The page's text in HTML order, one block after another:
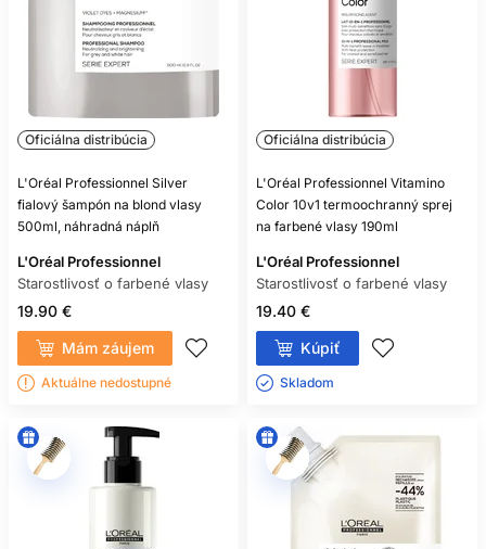
Oficiálna distribúcia
L'Oréal Professionnel Silver
fialový šampón na blond vlasy
500ml, náhradná náplň
L'Oréal Professionnel
Starostlivosť o farbené vlasy
19.90 €
Mám záujem
Aktuálne nedostupné
Oficiálna distribúcia
L'Oréal Professionnel Vitamino
Color 10v1 termoochranný sprej
na farbené vlasy 190ml
L'Oréal Professionnel
Starostlivosť o farbené vlasy
19.40 €
Kúpiť
Skladom ㅤ